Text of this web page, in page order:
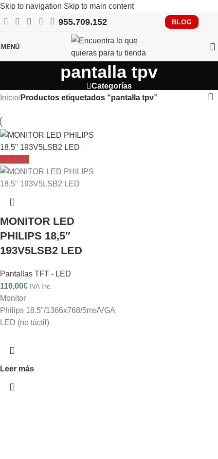
Skip to navigation Skip to main content
RECUERDA QUE PRONTO TENDRÁS QUE CUMPLIR CON
VERIFACTU, CONSÚLTANOS
955.709.152 BLOG
MENÚ
pantalla tpv
Categorías
Inicio/Productos etiquetados “pantalla tpv”
Agotado
MONITOR LED
PHILIPS 18,5″
193V5LSB2 LED
Pantallas TFT - LED
110,00€ IVA Inc.
Monitor
Philips 18.5"/1366x768/5ms/VGA
LED (no táctil)
Leer más